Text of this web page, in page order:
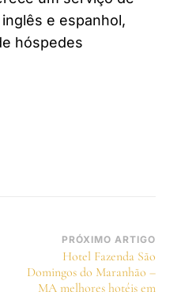
e espanhol,
hóspedes
PRÓXIMO ARTIGO
Hotel Fazenda São
Domingos do Maranhão –
MA melhores hotéis em